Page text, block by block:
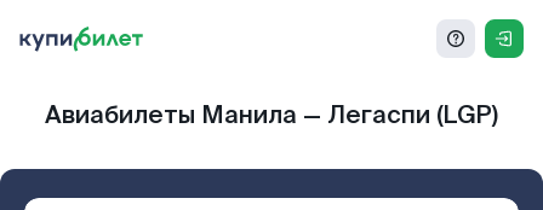
Авиабилеты Манила — Легаспи (LGP)